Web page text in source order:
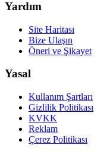
Yardım
Site Haritası
Bize Ulaşın
Öneri ve Şikayet
Yasal
Kullanım Şartları
Gizlilik Politikası
KVKK
Reklam
Çerez Politikası